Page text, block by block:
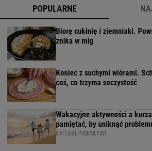
POPULARNE
Biorę cukinię i ziemniaki.
znika w mig
Koniec z suchymi wiórami.
coś, co trzyma soczystość
Wakacyjne aktywności a
pamiętać, by uniknąć
MATERIAŁ PROMOCYJNY